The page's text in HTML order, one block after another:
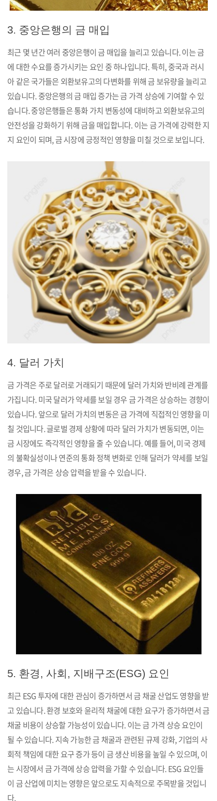
3. 중앙은행의 금 매입
최근 몇 년간 여러 중앙은행이 금 매입을 늘리고 있습니다. 이는 금
에 대한 수요를 증가시키는 요인 중 하나입니다. 특히, 중국과 러시
아 같은 국가들은 외환보유고의 다변화를 위해 금 보유량을 늘리고
있습니다. 중앙은행의 금 매입 증가는 금 가격 상승에 기여할 수 있
습니다. 중앙은행들은 통화 가치 변동성에 대비하고 외환보유고의
안전성을 강화하기 위해 금을 매입합니다. 이는 금 가격에 강력한 지
지 요인이 되며, 금 시장에 긍정적인 영향을 미칠 것으로 보입니다.
4. 달러 가치
금 가격은 주로 달러로 거래되기 때문에 달러 가치와 반비례 관계를
가집니다. 미국 달러가 약세를 보일 경우 금 가격은 상승하는 경향이
있습니다. 앞으로 달러 가치의 변동은 금 가격에 직접적인 영향을 미
칠 것입니다. 글로벌 경제 상황에 따라 달러 가치가 변동되면, 이는
금 시장에도 즉각적인 영향을 줄 수 있습니다. 예를 들어, 미국 경제
의 불확실성이나 연준의 통화 정책 변화로 인해 달러가 약세를 보일
경우, 금 가격은 상승 압력을 받을 수 있습니다.
5. 환경, 사회, 지배구조(ESG) 요인
최근 ESG 투자에 대한 관심이 증가하면서 금 채굴 산업도 영향을 받
고 있습니다. 환경 보호와 윤리적 채굴에 대한 요구가 증가하면서 금
채굴 비용이 상승할 가능성이 있습니다. 이는 금 가격 상승 요인이
될 수 있습니다. 지속 가능한 금 채굴과 관련된 규제 강화, 기업의 사
회적 책임에 대한 요구 증가 등이 금 생산 비용을 높일 수 있으며, 이
는 시장에서 금 가격에 상승 압력을 가할 수 있습니다. ESG 요인들
이 금 산업에 미치는 영향은 앞으로도 지속적으로 주목받을 것입니
다.